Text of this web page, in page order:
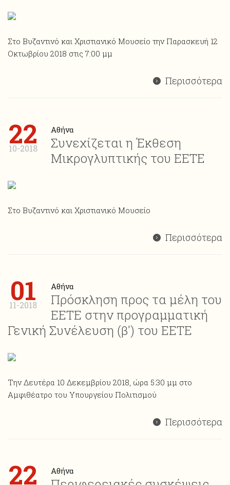
Στο Βυζαντινό και Χριστιανικό Μουσείο την Παρασκευή 12
Οκτωβρίου 2018 στις 7:00 μμ
Περισσότερα
22
10-2018
Αθήνα
Συνεχίζεται η Έκθεση
Μικρογλυπτικής του ΕΕΤΕ
Στο Βυζαντινό και Χριστιανικό Μουσείο
Περισσότερα
01
11-2018
Αθήνα
Πρόσκληση προς τα μέλη του
ΕΕΤΕ στην προγραμματική
Γενική Συνέλευση (β') του ΕΕΤΕ
Την Δευτέρα 10 Δεκεμβρίου 2018, ώρα 5:30 μμ στο
Αμφιθέατρο του Υπουργείου Πολιτισμού
Περισσότερα
22 Αθήνα